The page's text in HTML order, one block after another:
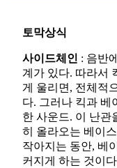
토막상식
사이드체인 : 음반
계가 있다. 따라서
게 울리면, 전체적
다. 그러나 킥과 베
한 사운드. 이 난관
히 올라오는 베이
작아지는 동안, 베
커지게 하는 것이